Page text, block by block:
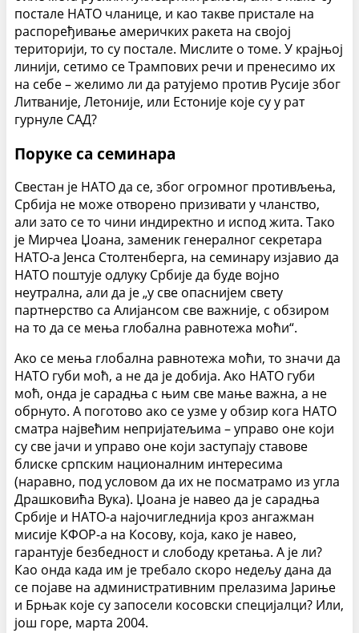
постале НАТО чланице, и као такве пристале на
распоређивање америчких ракета на својој
територији, то су постале. Мислите о томе. У крајњој
линији, сетимо се Трампових речи и пренесимо их
на себе – желимо ли да ратујемо против Русије због
Литваније, Летоније, или Естоније које су у рат
гурнуле САД?
Поруке са семинара
Свестан је НАТО да се, због огромног противљења,
Србија не може отворено призивати у чланство,
али зато се то чини индиректно и испод жита. Тако
је Мирчеа Џоана, заменик генералног секретара
НАТО-а Јенса Столтенберга, на семинару изјавио да
НАТО поштује одлуку Србије да буде војно
неутрална, али да је „у све опаснијем свету
партнерство са Алијансом све важније, с обзиром
на то да се мења глобална равнотежа моћи“.
Ако се мења глобална равнотежа моћи, то значи да
НАТО губи моћ, а не да је добија. Ако НАТО губи
моћ, онда је сарадња с њим све мање важна, а не
обрнуто. А поготово ако се узме у обзир кога НАТО
сматра највећим непријатељима – управо оне који
су све јачи и управо оне који заступају ставове
блиске српским националним интересима
(наравно, под условом да их не посматрамо из угла
Драшковића Вука). Џоана је навео да је сарадња
Србије и НАТО-а најочигледнија кроз ангажман
мисије КФОР-а на Косову, која, како је навео,
гарантује безбедност и слободу кретања. А је ли?
Као онда када им је требало скоро недељу дана да
се појаве на административним прелазима Јариње
и Брњак које су запосели косовски специјалци? Или,
још горе, марта 2004.